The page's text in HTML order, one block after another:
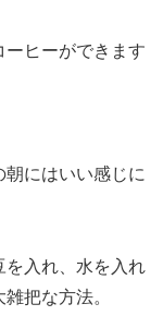
ーヒーができます
にはいい感じに
を入れ、水を入れ
把な方法。